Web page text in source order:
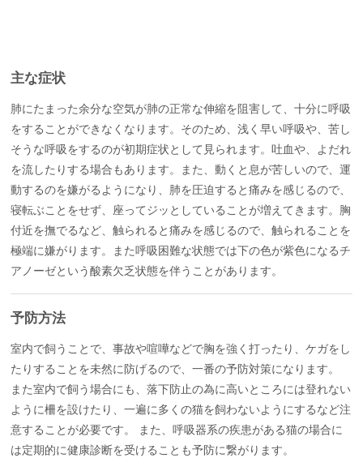
主な症状
肺にたまった余分な空気が肺の正常な伸縮を阻害して、十分に呼吸
をすることができなくなります。そのため、浅く早い呼吸や、苦し
そうな呼吸をするのが初期症状として見られます。吐血や、よだれ
を流したりする場合もあります。また、動くと息が苦しいので、運
動するのを嫌がるようになり、肺を圧迫すると痛みを感じるので、
寝転ぶことをせず、座ってジッとしていることが増えてきます。胸
付近を撫でるなど、触られると痛みを感じるので、触られることを
極端に嫌がります。また呼吸困難な状態では下の色が紫色になるチ
アノーゼという酸素欠乏状態を伴うことがあります。
予防方法
室内で飼うことで、事故や喧嘩などで胸を強く打ったり、ケガをし
たりすることを未然に防げるので、一番の予防対策になります。
また室内で飼う場合にも、落下防止の為に高いところには登れない
ように柵を設けたり、一遍に多くの猫を飼わないようにするなど注
意することが必要です。 また、呼吸器系の疾患がある猫の場合に
は定期的に健康診断を受けることも予防に繋がります。